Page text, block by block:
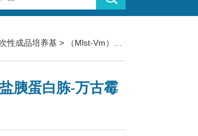
性成品培养基 > （Mlst-Vm）改良月桂基硫酸盐胰蛋白胨-万古霉素肉汤
胰蛋白胨-万古霉